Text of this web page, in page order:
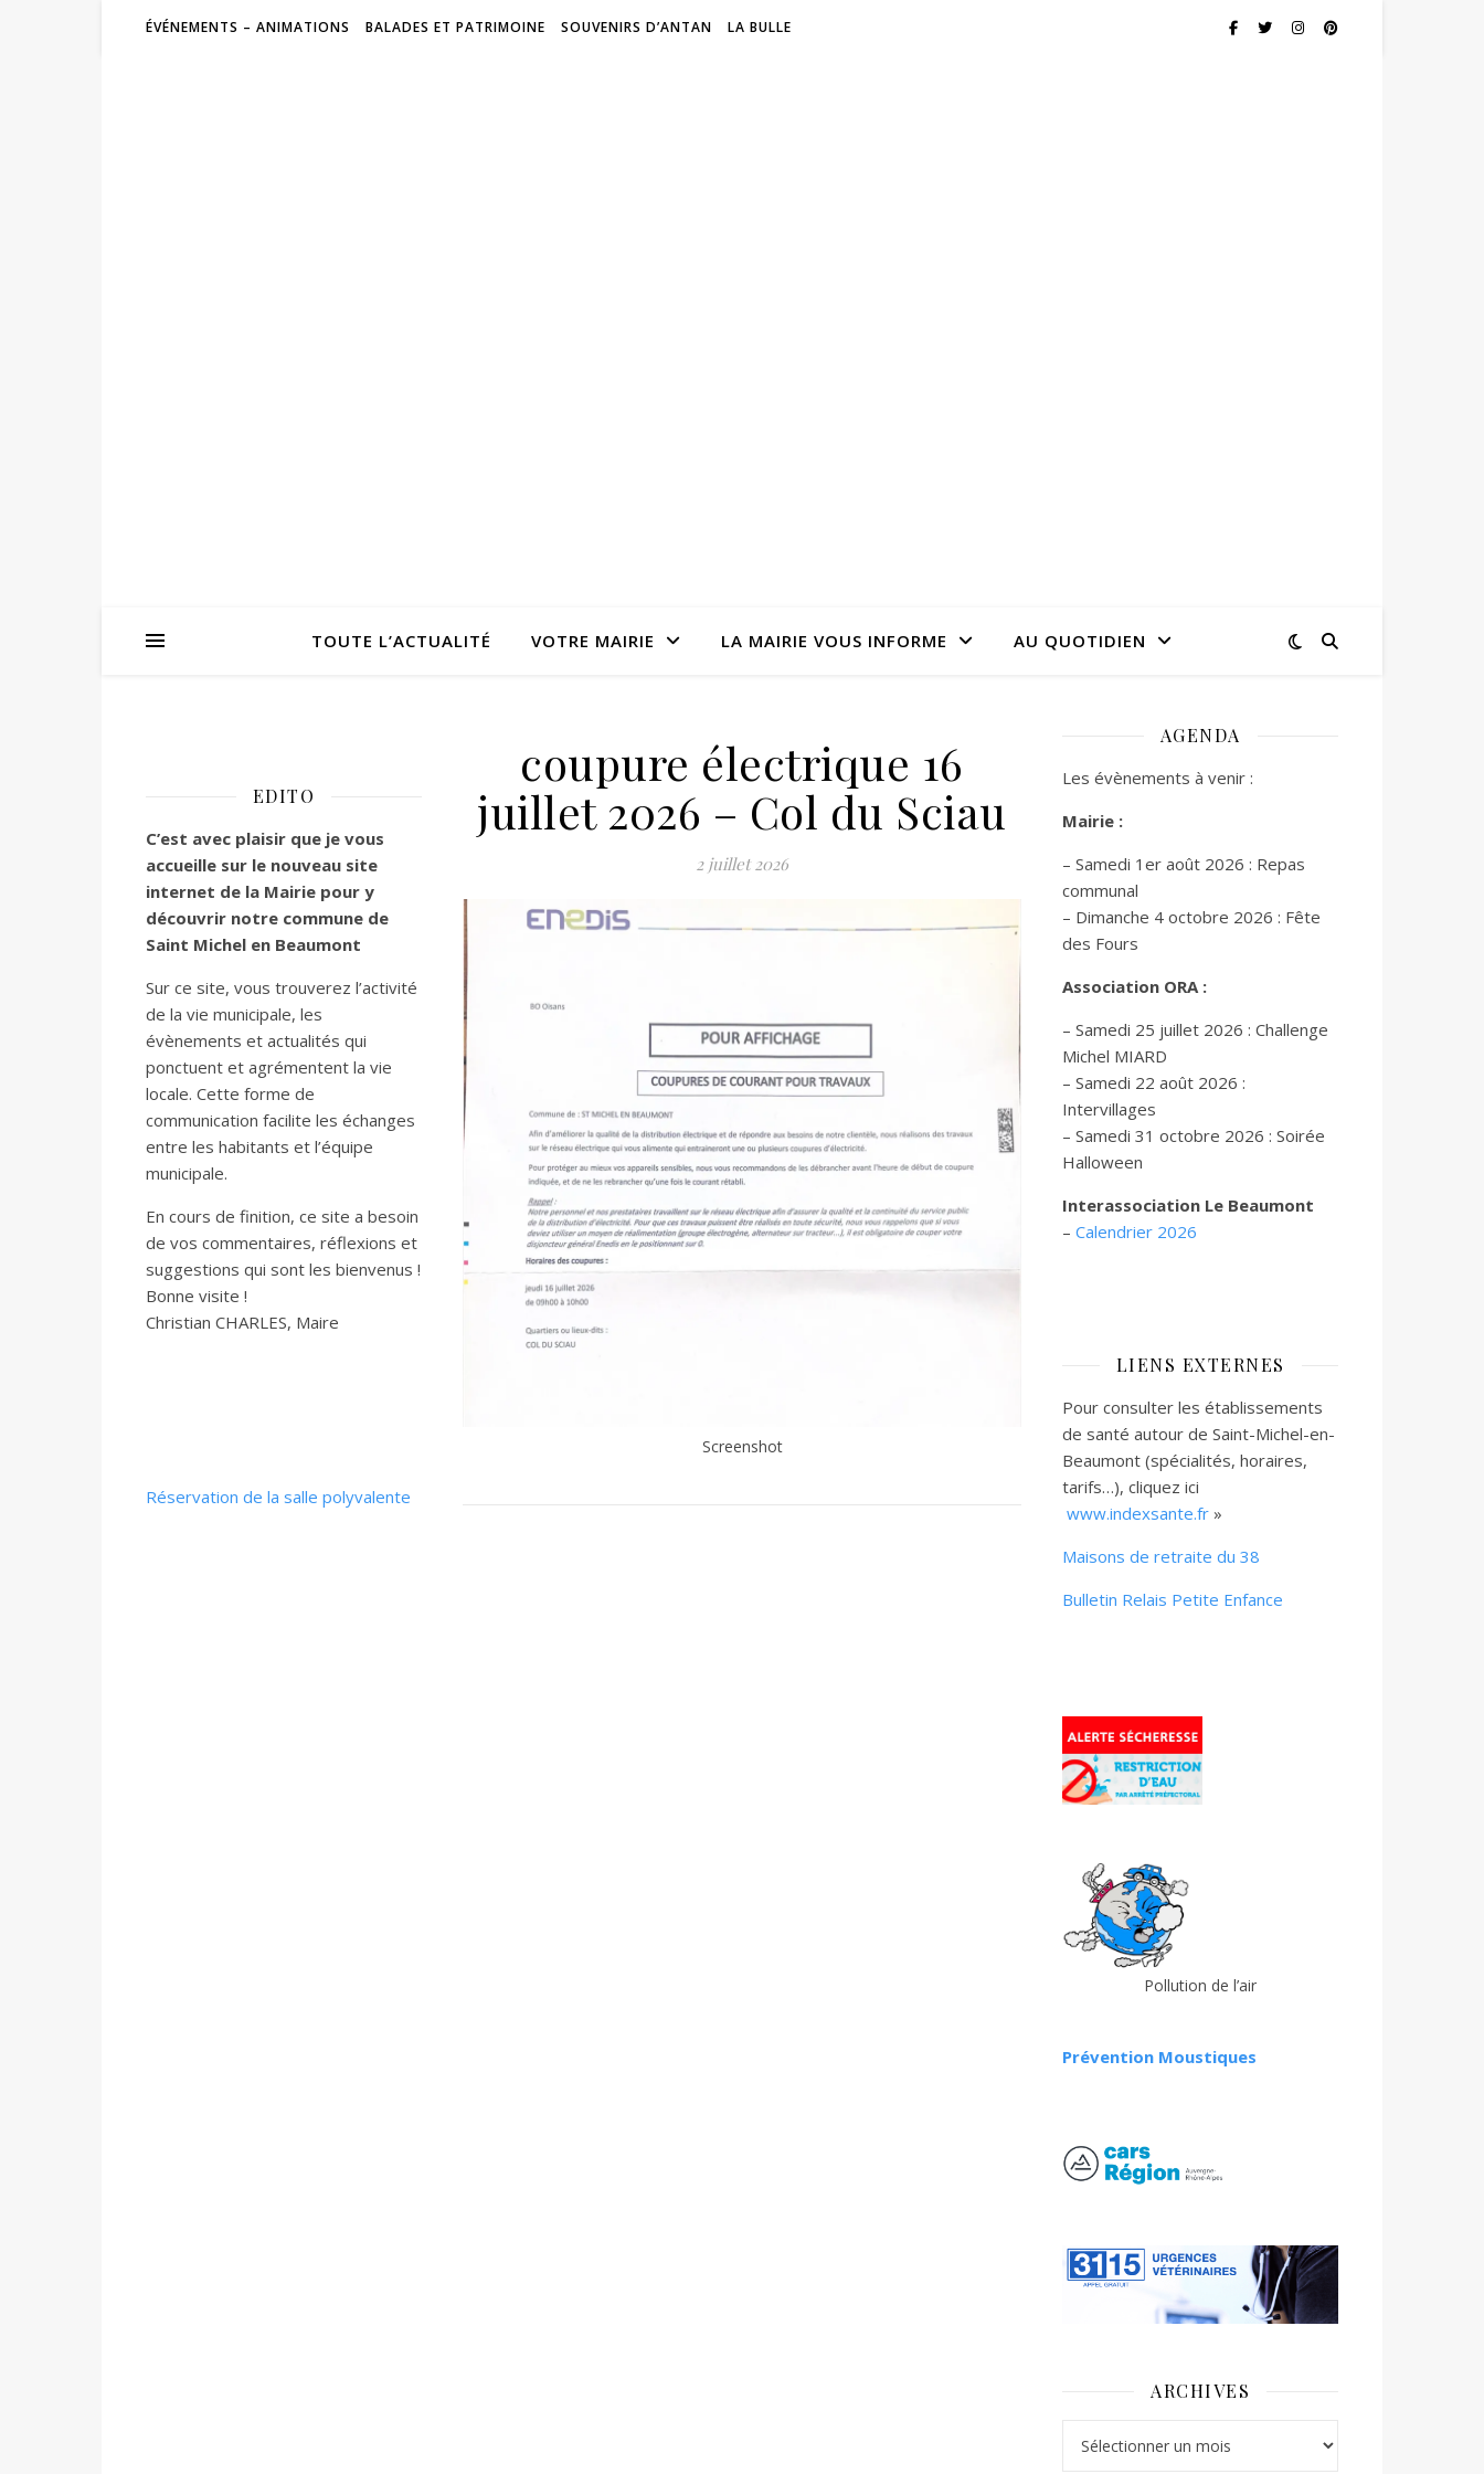
ÉVÉNEMENTS – ANIMATIONS BALADES ET PATRIMOINE SOUVENIRS D’ANTAN LA BULLE
TOUTE L’ACTUALITÉ VOTRE MAIRIE LA MAIRIE VOUS INFORME AU QUOTIDIEN
EDITO
C’est avec plaisir que je vous
accueille sur le nouveau site
internet de la Mairie pour y
découvrir notre commune de
Saint Michel en Beaumont
Sur ce site, vous trouverez l’activité
de la vie municipale, les
évènements et actualités qui
ponctuent et agrémentent la vie
locale. Cette forme de
communication facilite les échanges
entre les habitants et l’équipe
municipale.
En cours de finition, ce site a besoin
de vos commentaires, réflexions et
suggestions qui sont les bienvenus !
Bonne visite !
Christian CHARLES, Maire
Réservation de la salle polyvalente
coupure électrique 16
juillet 2026 – Col du Sciau
2 juillet 2026
Screenshot
AGENDA
Les évènements à venir :
Mairie :
– Samedi 1er août 2026 : Repas
communal
– Dimanche 4 octobre 2026 : Fête
des Fours
Association ORA :
– Samedi 25 juillet 2026 : Challenge
Michel MIARD
– Samedi 22 août 2026 :
Intervillages
– Samedi 31 octobre 2026 : Soirée
Halloween
Interassociation Le Beaumont
– Calendrier 2026
LIENS EXTERNES
Pour consulter les établissements
de santé autour de Saint-Michel-en-
Beaumont (spécialités, horaires,
tarifs…), cliquez ici
www.indexsante.fr »
Maisons de retraite du 38
Bulletin Relais Petite Enfance
Pollution de l’air
Prévention Moustiques
ARCHIVES